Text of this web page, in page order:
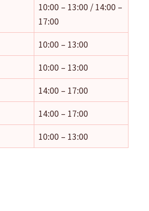
10:00 – 13:00 / 14:00 –
17:00
10:00 – 13:00
10:00 – 13:00
14:00 – 17:00
14:00 – 17:00
10:00 – 13:00